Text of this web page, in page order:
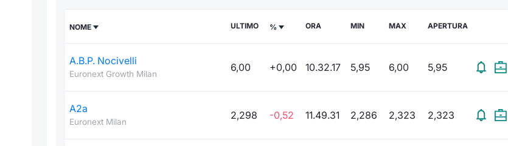
NOME ULTIMO % ORA MIN MAX APERTURA
A.B.P. Nocivelli
Euronext Growth Milan
6,00 +0,00 10.32.17 5,95 6,00 5,95
A2a
Euronext Milan
2,298 -0,52 11.49.31 2,286 2,323 2,323